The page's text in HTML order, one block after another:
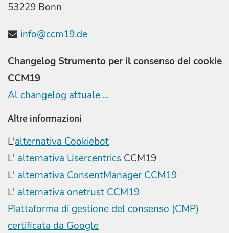
53229 Bonn
info@ccm19.de
Changelog Strumento per il consenso dei cookie
CCM19
Al changelog attuale ...
Altre informazioni
L'alternativa Cookiebot
L' alternativa Usercentrics CCM19
L' alternativa ConsentManager CCM19
L' alternativa onetrust CCM19
Piattaforma di gestione del consenso (CMP)
certificata da Google